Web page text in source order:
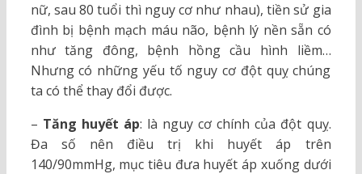
nữ, sau 80 tuổi thì nguy cơ như nhau), tiền sử gia
đình bị bệnh mạch máu não, bệnh lý nền sẵn có
như tăng đông, bệnh hồng cầu hình liềm…
Nhưng có những yếu tố nguy cơ đột quỵ chúng
ta có thể thay đổi được.
– Tăng huyết áp: là nguy cơ chính của đột quỵ.
Đa số nên điều trị khi huyết áp trên
140/90mmHg, mục tiêu đưa huyết áp xuống dưới